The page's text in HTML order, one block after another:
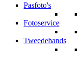
Pasfoto's
Fotoservice
Tweedehands